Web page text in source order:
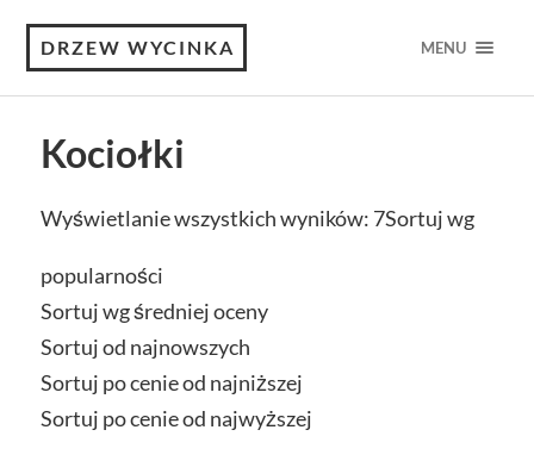
DRZEW WYCINKA MENU
Kociołki
Wyświetlanie wszystkich wyników: 7Sortuj wg
popularności
Sortuj wg średniej oceny
Sortuj od najnowszych
Sortuj po cenie od najniższej
Sortuj po cenie od najwyższej